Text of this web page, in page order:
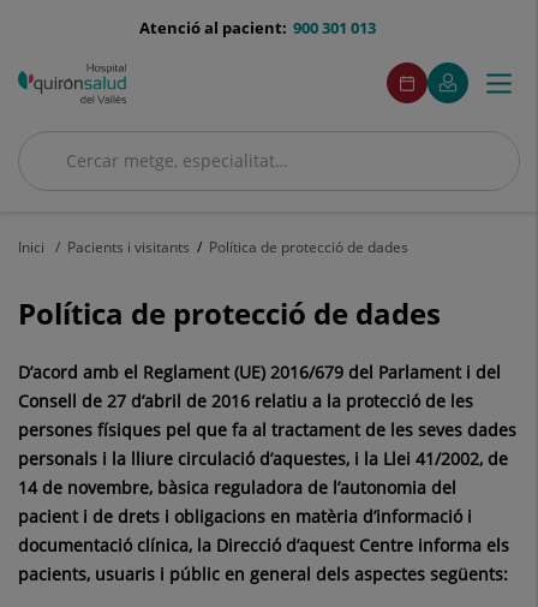
menu-
900 301 013
Atenció al pacient:
Cercar
Cercar
menuAcceso
Demaneu
cita
Aquest
enllaç
s'obrirà
una
El
meu
Aquest
enllaç
s'obrirà
una
finestra
Menú
Inici Pacients i visitants Política de protecció de dades
Política de protecció de dades
D’acord amb el Reglament (UE) 2016/679 del Parlament i del
Consell de 27 d’abril de 2016 relatiu a la protecció de les
persones físiques pel que fa al tractament de les seves dades
personals i la lliure circulació d’aquestes, i la Llei 41/2002, de
14 de novembre, bàsica reguladora de l’autonomia del
pacient i de drets i obligacions en matèria d’informació i
documentació clínica, la Direcció d’aquest Centre informa els
pacients, usuaris i públic en general dels aspectes següents: